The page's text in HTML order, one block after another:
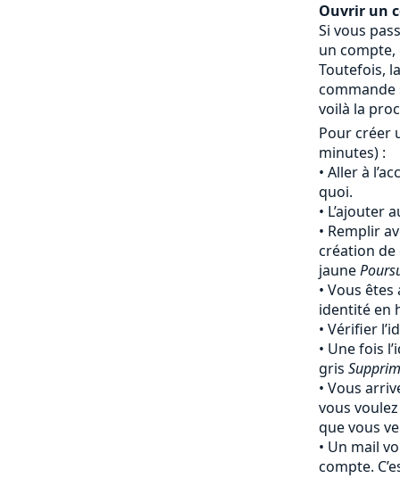
Ouvrir un
Si vous
un compte,
Toutefois,
commande
voilà la
Pour créer
minutes) :
Aller à
quoi.
L’ajouter
Remplir
création
jaune
Vous êtes
identité en
Vérifier
Une fois
gris
Vous
vous
que vous
Un mail
compte.